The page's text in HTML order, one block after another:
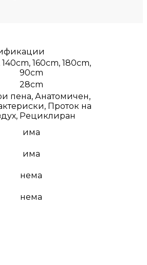
160cm, 180cm,
90cm
28cm
пена, Анатомичен,
Проток на
Рециклиран
има
има
нема
нема